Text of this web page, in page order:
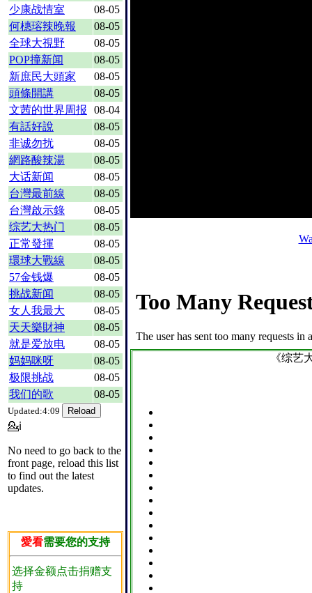
少康战情室
08-05
何橞瑢辣晚報
08-05
全球大視野
08-05
POP撞新闻
08-05
新庶民大頭家
08-05
頭條開講
08-05
文茜的世界周报
08-04
有話好說
08-05
非诚勿扰
08-05
網路酸辣湯
08-05
大话新闻
08-05
台灣最前線
08-05
台灣啟示錄
08-05
综艺大热门
08-05
正常發揮
08-05
環球大戰線
08-05
57金钱爆
08-05
挑战新闻
08-05
女人我最大
08-05
天天樂財神
08-05
就是爱放电
08-05
妈妈咪呀
08-05
极限挑战
08-05
我们的歌
08-05
Updated:4:09
💁ℹ
No need to go back to the
front page, reload this list
to find out the latest
updates.
愛看需要您的支持
选择金额点击捐赠支
持
《综艺